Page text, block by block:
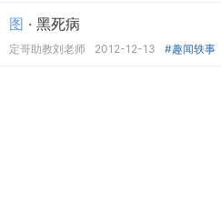
图 · 黑死病
定哥助教刘老师 2012-12-13 #趣闻轶事